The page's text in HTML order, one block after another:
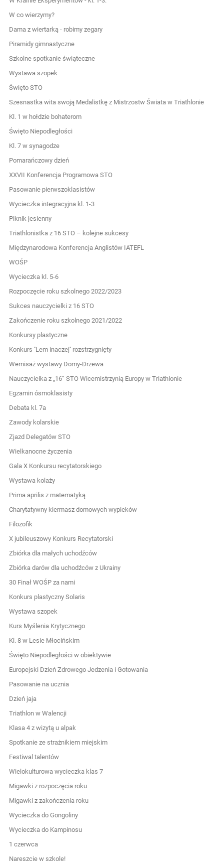
W co wierzymy?
Dama z wiertarką - robimy zegary
Piramidy gimnastyczne
Szkolne spotkanie świąteczne
Wystawa szopek
Święto STO
Szesnastka wita swoją Medalistkę z Mistrzostw Świata w Triathlonie
Kl. 1 w hołdzie bohaterom
Święto Niepodległości
Kl. 7 w synagodze
Pomarańczowy dzień
XXVII Konferencja Programowa STO
Pasowanie pierwszoklasistów
Wycieczka integracyjna kl. 1-3
Piknik jesienny
Triathlonistka z 16 STO – kolejne sukcesy
Międzynarodowa Konferencja Anglistów IATEFL
WOŚP
Wycieczka kl. 5-6
Rozpoczęcie roku szkolnego 2022/2023
Sukces nauczycielki z 16 STO
Zakończenie roku szkolnego 2021/2022
Konkursy plastyczne
Konkurs ''Lem inaczej'' rozstrzygnięty
Wernisaż wystawy Domy-Drzewa
Nauczycielka z „16” STO Wicemistrzynią Europy w Triathlonie
Egzamin ósmoklasisty
Debata kl. 7a
Zawody kolarskie
Zjazd Delegatów STO
Wielkanocne życzenia
Gala X Konkursu recytatorskiego
Wystawa kolaży
Prima aprilis z matematyką
Charytatywny kiermasz domowych wypieków
Filozofik
X jubileuszowy Konkurs Recytatorski
Zbiórka dla małych uchodźców
Zbiórka darów dla uchodźców z Ukrainy
30 Finał WOŚP za nami
Konkurs plastyczny Solaris
Wystawa szopek
Kurs Myślenia Krytycznego
Kl. 8 w Lesie Młocińskim
Święto Niepodległości w obiektywie
Europejski Dzień Zdrowego Jedzenia i Gotowania
Pasowanie na ucznia
Dzień jaja
Triathlon w Walencji
Klasa 4 z wizytą u alpak
Spotkanie ze strażnikiem miejskim
Festiwal talentów
Wielokulturowa wycieczka klas 7
Migawki z rozpoczęcia roku
Migawki z zakończenia roku
Wycieczka do Gongoliny
Wycieczka do Kampinosu
1 czerwca
Nareszcie w szkole!